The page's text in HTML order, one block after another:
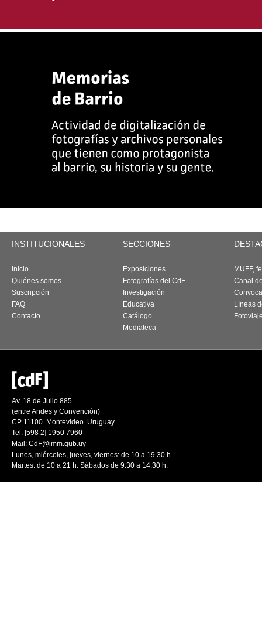
INSTITUCIONALES SECCIONES
Inicio
Quiénes somos
Suscripción
FAQ
Contacto
Exposiciones
Fotografías del CdF
Investigación
Educativa
Catálogo
Mediateca
MUFF,
Canal
Líneas
Av. 18 de Julio 885
(entre Andes y Convención)
CP 11100. Montevideo. Uruguay
Tel: [598 2] 1950 7960
Mail: CdF@imm.gub.uy
Lunes, miércoles, jueves, viernes: de 10 a 19.30 h.
Martes: de 10 a 21 h. Sábados de 9.30 a 14.30 h.